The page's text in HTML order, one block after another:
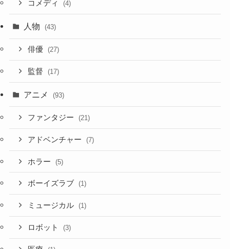
コメディ (4)
人物 (43)
俳優 (27)
監督 (17)
アニメ (93)
ファンタジー (21)
アドベンチャー (7)
ホラー (5)
ボーイズラブ (1)
ミュージカル (1)
ロボット (3)